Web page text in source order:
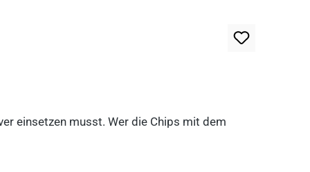
einsetzen musst. Wer die Chips mit dem